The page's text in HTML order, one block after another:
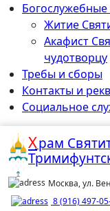
Богослужебные
Житие
Акафист
чудотворцу
Требы и сборы
Контакты и
Социальное
Храм
Москва, ул.
8 (916) 497-